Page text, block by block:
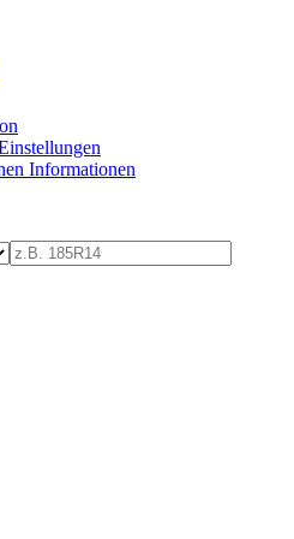
Informationen